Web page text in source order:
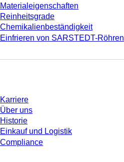
Materialeigenschaften
Reinheitsgrade
Chemikalienbeständigkeit
Einfrieren von SARSTEDT-Röhren
Karriere
Über uns
Historie
Einkauf und Logistik
Compliance